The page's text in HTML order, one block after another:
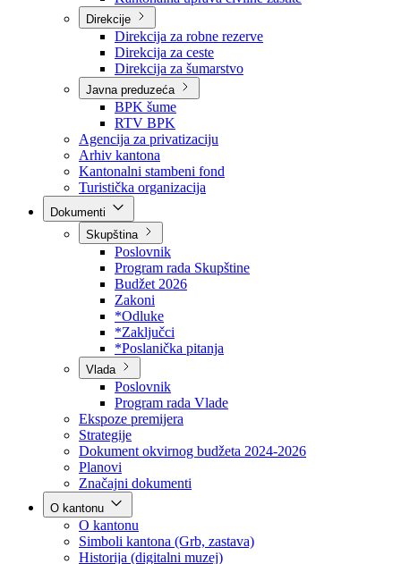
Uprave
Kantonalna uprava za inspekcijske poslove
Kantonalna uprava civilne zaštite
Direkcije
Direkcija za robne rezerve
Direkcija za ceste
Direkcija za šumarstvo
Javna preduzeća
BPK šume
RTV BPK
Agencija za privatizaciju
Arhiv kantona
Kantonalni stambeni fond
Turistička organizacija
Skupština
Poslovnik
Program rada Skupštine
Budžet 2026
Zakoni
*Odluke
*Zaključci
*Poslanička pitanja
Vlada
Poslovnik
Program rada Vlade
Ekspoze premijera
Strategije
Dokument okvirnog budžeta 2024-2026
Planovi
Značajni dokumenti
O kantonu